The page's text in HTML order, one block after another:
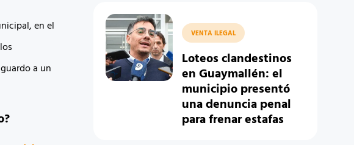
en el
a un
VENTA ILEGAL
Loteos clandestinos
en Guaymallén: el
municipio presentó
una denuncia penal
para frenar estafas